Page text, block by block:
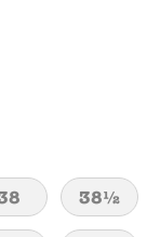
38½